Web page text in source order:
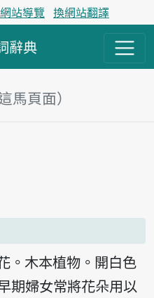
網站導覽 換網站翻譯
辭典
馬頁面）
。木本植物。開白色
期婦女常將花朵用以